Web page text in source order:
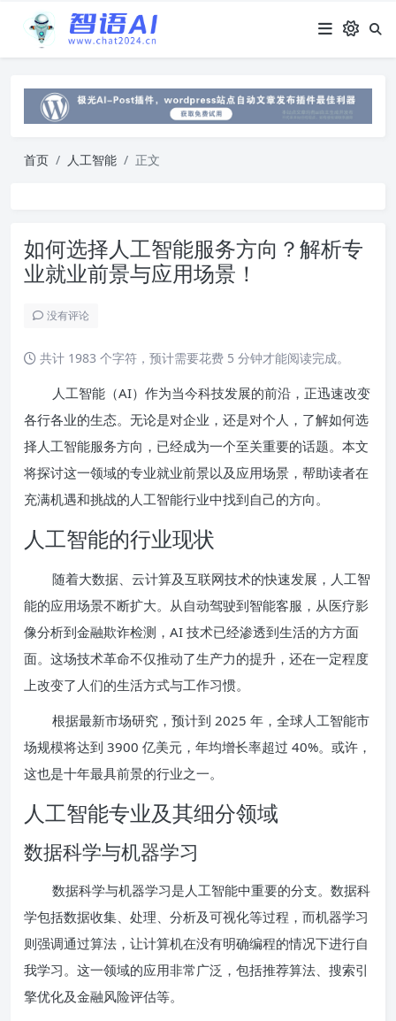
首页 人工智能 正文
如何选择人工智能服务方向？解析专
业就业前景与应用场景！
没有评论
共计 1983 个字符，预计需要花费 5 分钟才能阅读完成。
人工智能（AI）作为当今科技发展的前沿，正迅速改变
各行各业的生态。无论是对企业，还是对个人，了解如何选
择人工智能服务方向，已经成为一个至关重要的话题。本文
将探讨这一领域的专业就业前景以及应用场景，帮助读者在
充满机遇和挑战的人工智能行业中找到自己的方向。
人工智能的行业现状
随着大数据、云计算及互联网技术的快速发展，人工智
能的应用场景不断扩大。从自动驾驶到智能客服，从医疗影
像分析到金融欺诈检测，AI 技术已经渗透到生活的方方面
面。这场技术革命不仅推动了生产力的提升，还在一定程度
上改变了人们的生活方式与工作习惯。
根据最新市场研究，预计到 2025 年，全球人工智能市
场规模将达到 3900 亿美元，年均增长率超过 40%。或许，
这也是十年最具前景的行业之一。
人工智能专业及其细分领域
数据科学与机器学习
数据科学与机器学习是人工智能中重要的分支。数据科
学包括数据收集、处理、分析及可视化等过程，而机器学习
则强调通过算法，让计算机在没有明确编程的情况下进行自
我学习。这一领域的应用非常广泛，包括推荐算法、搜索引
擎优化及金融风险评估等。